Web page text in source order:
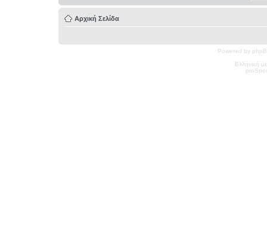
Αρχική Σελίδα
Powered by
Ελληνική
pro